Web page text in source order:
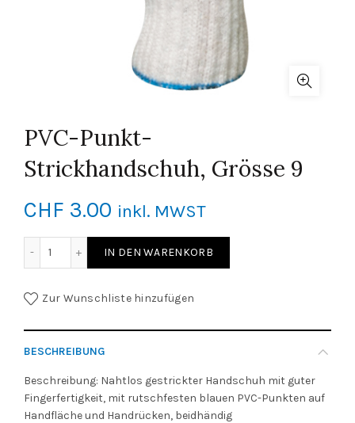
PVC-Punkt-
Strickhandschuh, Grösse 9
CHF 3.00 inkl. MWST
IN DEN WARENKORB
Zur Wunschliste hinzufügen
BESCHREIBUNG
Beschreibung: Nahtlos gestrickter Handschuh mit guter
Fingerfertigkeit, mit rutschfesten blauen PVC-Punkten auf
Handfläche und Handrücken, beidhändig